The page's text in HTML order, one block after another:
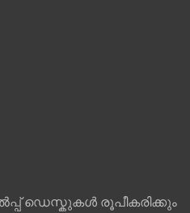
ഡെസ്കുകൾ രൂപീകരിക്കും